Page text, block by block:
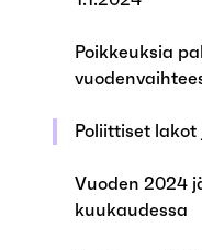
Poikkeuksia
Poliittiset
Vuoden 2024
kuukaudessa